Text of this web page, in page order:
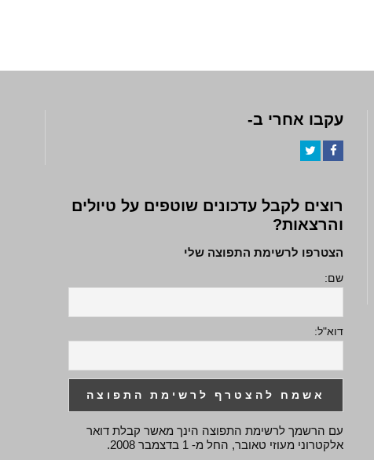
עקבו אחרי ב-
רוצים לקבל עדכונים שוטפים על טיולים
והרצאות?
הצטרפו לרשימת התפוצה שלי
שם:
דוא"ל:
עם הרשמך לרשימת התפוצה הינך מאשר קבלת דואר
אלקטרוני מעוזי טאובר, החל מ- 1 בדצמבר 2008.